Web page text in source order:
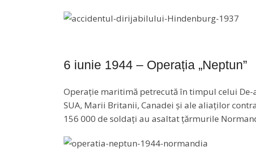
6 iunie 1944 – Operația „Neptun”
Operație maritimă petrecută în timpul celui
SUA, Marii Britanii, Canadei și ale aliaților
156 000 de soldați au asaltat țărmurile